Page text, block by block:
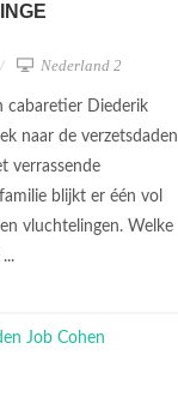
Nederland 2
cabaretier Diederik
naar de verzetsdaden
verrassende
blijkt er één vol
vluchtelingen. Welke